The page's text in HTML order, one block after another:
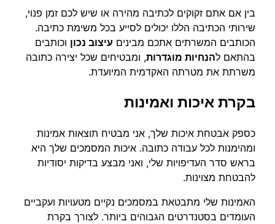
בין אם אתם זקוקים לכתיבה מהירה או שיש לכם זמן פנוי,
שירותי הכתיבה הללו יכולים לסייע בכל משימת כתיבה.
הכותבים המשרתים אתכם מבינים עיצוב נכון וכותבים
בהתאם להנחיות מוגדרות, ומבטיחים שכל יצירה כתובה
משרתת את מטרתה האקדמית המיועדת.
בקרת איכות ואמינות
כספק אבטחת איכות שלך, אני מבטיח תוצאות אמינות
ומהימנות לכל עבודה כתובה. איכות המסמכים שלך היא
בראש סדר העדיפויות שלי, ואני מבצע בדיקות יסודיות
להבטחת מצוינות.
האמינות שלי מתבטאת במסמכים נקיים מטעויות ועקביים
העומדים בסטנדרטים הגבוהים ביותר. לצורך בקרת